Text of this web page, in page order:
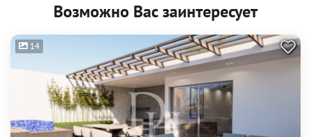
Возможно Вас заинтересует
14